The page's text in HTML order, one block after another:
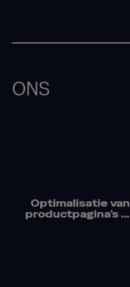
ONS
Optimalisatie van
productpagina’s en